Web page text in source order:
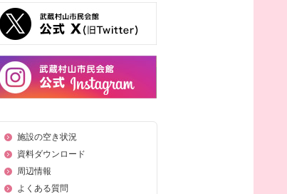
施設の空き状況
資料ダウンロード
周辺情報
よくある質問